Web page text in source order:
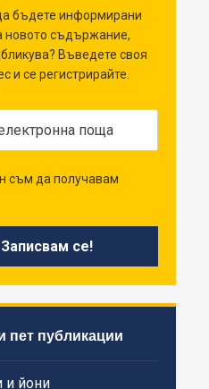
бъдете информирани
новото съдържание,
Въведете своя
и се регистрирайте.
съм да получавам
пет публикации
и йони